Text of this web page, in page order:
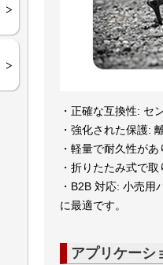
ランディングパッド
工具類
固定系（グルー・バン
ド・粘着）
メインブレード・プロ
ラ調整器具
BOX・ケース・バッグ
測定器・テスター・チ
ッカー類
LED（装飾・バッテリー
アラーム）
アンテナ類
その他
・正確な互換性: セ
・強化された保護:
・軽量で耐久性が
・折りたたみ式で
・B2B 対応: 小売
に最適です。
アプリケーシ